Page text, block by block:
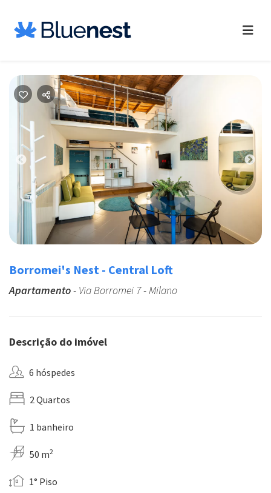
Previous
Borromei's Nest - Central Loft
Apartamento- Via Borromei 7 - Milano
Descrição do imóvel
6 hóspedes
2 Quartos
1 banheiro
50 m2
1° Piso